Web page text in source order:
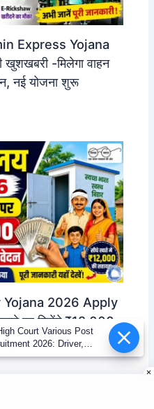
Express Yojana
-मिलेगा वाहन
नई योजना शुरू
Yojana 2026 Apply
पर मिलेंगे ₹12,000,
Court Various Post
2026: Driver,
Peon एवं अन्य पदों